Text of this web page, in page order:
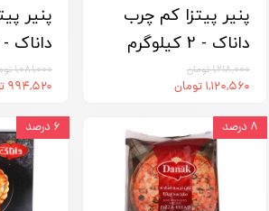
پنیر پیتزا کم‏ چرب
داناک - 2 کیلوگرم
۱,۲۱۸,۰۰۰ تومان
۱,۱۲۰,۵۶۰ تومان
پنیر
داناک - 2 کیلوگرم
۱,۰۸۱,۰۰۰ تومان
۹۹۴,۵۲۰ تومان
۸ درصد ۶ درصد